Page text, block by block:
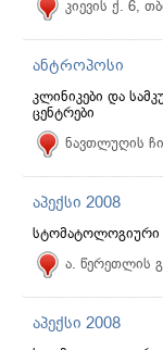
კიევის ქ. 6,
ანტროპოსი
კლინიკები და
ცენტრები
ნავთლუღის
აპექსი 2008
სტომატოლოგიური
ა. წერეთლის
აპექსი 2008